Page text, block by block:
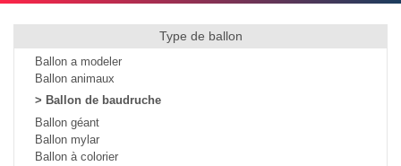
Type de ballon
Ballon a modeler
Ballon animaux
> Ballon de baudruche
Ballon géant
Ballon mylar
Ballon à colorier